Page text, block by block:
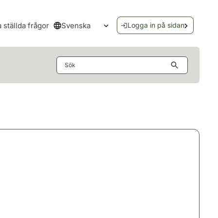
ställda frågor Svenska
Öppna språkmenyn
Logga in på sidan